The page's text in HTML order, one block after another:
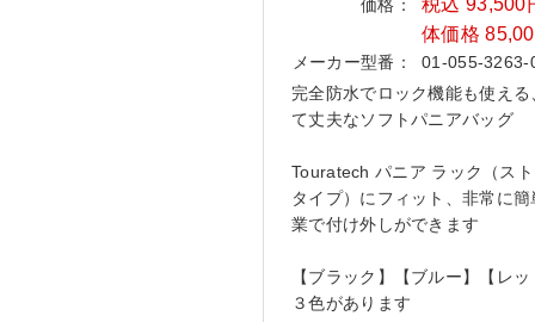
価格：
体価格
メーカー型番：
01-055-3263-
完全防水でロック機能も使える
て丈夫なソフトパニアバッグ
Touratech パニア ラック（ス
タイプ）にフィット、非常に簡
業で付け外しができます
【ブラック】【ブルー】【レ
３色があります